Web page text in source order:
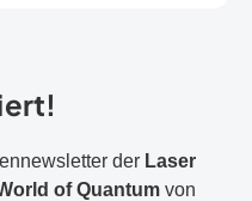
der Laser
of Quantum von